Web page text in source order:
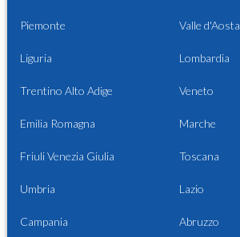
Piemonte Valle d'Aosta
Liguria Lombardia
Trentino Alto Adige Veneto
Emilia Romagna Marche
Friuli Venezia Giulia Toscana
Umbria Lazio
Campania Abruzzo